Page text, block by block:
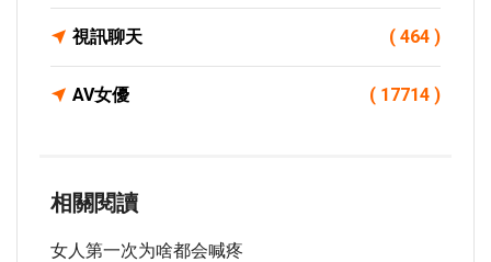
視訊聊天 ( 464 )
AV女優 ( 17714 )
相關閱讀
女人第一次为啥都会喊疼